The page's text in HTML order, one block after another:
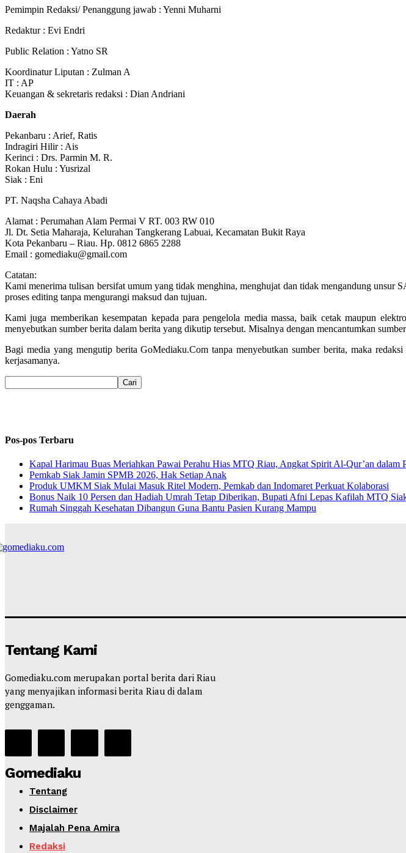
Pemimpin Redaksi/ Penanggung jawab : Yenni Muharni
Redaktur : Evi Endri
Public Relation : Yatno SR
Koordinatur Liputan : Zulman A
IT : AP
Keuangan & sekretaris redaksi : Dian Andriani
Daerah
Pekanbaru : Arief, Ratis
Indragiri Hilir : Ais
Kerinci : Drs. Parmin M. R.
Rokan Hulu : Yusrizal
Siak : Eni
PT. Naqsha Cahaya Abadi
Alamat : Perumahan Alam Permai V RT. 003 RW 010
Jl. Dt. Setia Maharaja, Kelurahan Tangkerang Labuai, Kecamatan Bukit Raya
Kota Pekanbaru – Riau. Hp. 0812 6865 2288
Email : gomediaku@gmail.com
Catatan:
Kami menerima tulisan bersifat umum yang tidak menghina, menghujat dan tidak mengandung
proses editing tanpa mengurangi maksud dan tujuan.
Kami juga memberikan kesempatan kepada para pengelola media massa, baik cetak maupun
menyebutkan sumber berita dalam berita yang dikutip tersebut. Misalnya dengan mencantumkan
Bagi media yang mengutip berita GoMediaku.Com tanpa menyebutkan sumber berita, maka
kerjasamanya.
Pos-pos Terbaru
Kapal Harimau Buas Meriahkan Pawai Perahu Hias MTQ Riau, Angkat Spirit Al-Qur’an dalam
Pemkab Siak Jamin SPMB 2026, Hak Setiap Anak
Produk UMKM Siak Mulai Masuk Ritel Modern, Pemkab dan Indomaret Perkuat Kolaborasi
Bonus Naik 10 Persen dan Hadiah Umrah Tetap Diberikan, Bupati Afni Lepas Kafilah MTQ
Rumah Singgah Kesehatan Dibangun Guna Bantu Pasien Kurang Mampu
Tentang Kami
Gomediaku.com merupakan portal berita dari Riau
yang menyajikan informasi berita Riau di dalam
genggaman.
Gomediaku
Tentang
Disclaimer
Majalah Pena Amira
Redaksi